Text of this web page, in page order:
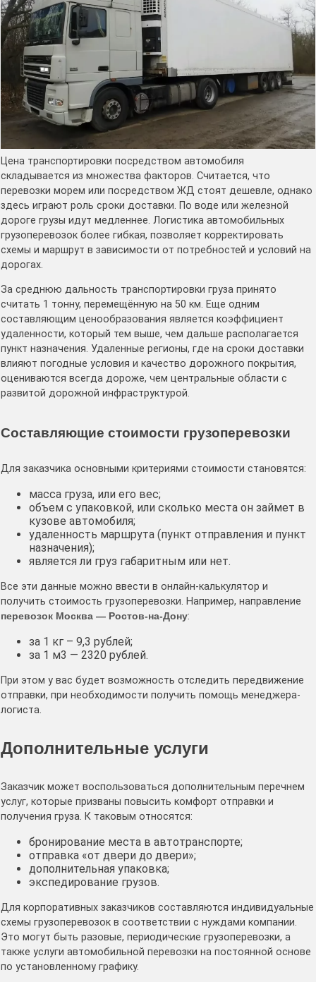
Цена транспортировки посредством автомобиля
складывается из множества факторов. Считается, что
перевозки морем или посредством ЖД стоят дешевле, однако
здесь играют роль сроки доставки. По воде или железной
дороге грузы идут медленнее. Логистика автомобильных
грузоперевозок более гибкая, позволяет корректировать
схемы и маршрут в зависимости от потребностей и условий на
дорогах.
За среднюю дальность транспортировки груза принято
считать 1 тонну, перемещённую на 50 км. Еще одним
составляющим ценообразования является коэффициент
удаленности, который тем выше, чем дальше располагается
пункт назначения. Удаленные регионы, где на сроки доставки
влияют погодные условия и качество дорожного покрытия,
оцениваются всегда дороже, чем центральные области с
развитой дорожной инфраструктурой.
Составляющие стоимости грузоперевозки
Для заказчика основными критериями стоимости становятся:
масса груза, или его вес;
объем с упаковкой, или сколько места он займет в
кузове автомобиля;
удаленность маршрута (пункт отправления и пункт
назначения);
является ли груз габаритным или нет.
Все эти данные можно ввести в онлайн-калькулятор и
получить стоимость грузоперевозки. Например, направление
перевозок Москва — Ростов-на-Дону:
за 1 кг – 9,3 рублей;
за 1 м3 — 2320 рублей.
При этом у вас будет возможность отследить передвижение
отправки, при необходимости получить помощь менеджера-
логиста.
Дополнительные услуги
Заказчик может воспользоваться дополнительным перечнем
услуг, которые призваны повысить комфорт отправки и
получения груза. К таковым относятся:
бронирование места в автотранспорте;
отправка «от двери до двери»;
дополнительная упаковка;
экспедирование грузов.
Для корпоративных заказчиков составляются индивидуальные
схемы грузоперевозок в соответствии с нуждами компании.
Это могут быть разовые, периодические грузоперевозки, а
также услуги автомобильной перевозки на постоянной основе
по установленному графику.